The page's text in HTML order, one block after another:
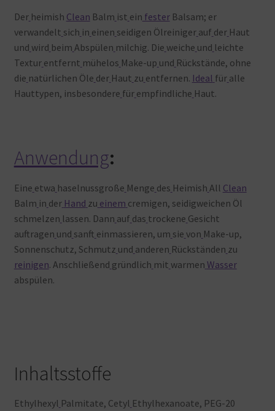
Der heimish Clean Balm ist ein festerBalsam; er
verwandelt sich in einen seidigen Ölreiniger auf der Haut
und wird beim Abspülen milchig. Die weiche und leichte
Textur entfernt mühelos Make-up und Rückstände, ohne
die natürlichen Öle der Haut zu entfernen. Ideal für alle
Hauttypen, insbesondere für empfindliche Haut.
Anwendung:
Eine etwa haselnussgroße Menge des Heimish All Clean
Balm in der Hand zu einem cremigen, seidigweichen Öl
schmelzen lassen. Dann auf das trockene Gesicht
auftragen und sanft einmassieren, um sie von Make-up,
Sonnenschutz, Schmutz und anderen Rückständen zu
reinigen. Anschließend gründlich mit warmen Wasser
abspülen.
Inhaltsstoffe
Ethylhexyl Palmitate, Cetyl Ethylhexanoate, PEG-20